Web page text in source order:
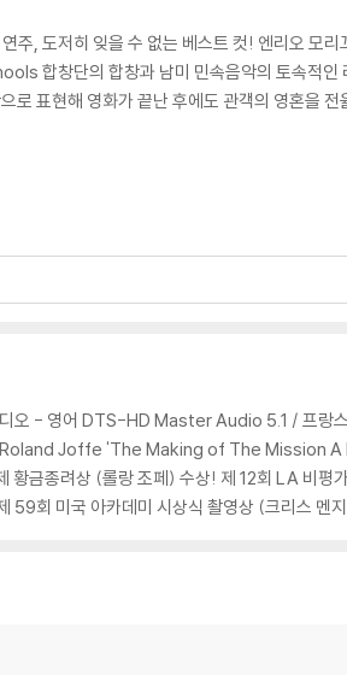
주, 도저히 잊을 수 없는 베스트 컷! 엔리오 모리
합창단의 합창과 남미 민속음악의 토속적인
표현해 영화가 끝난 후에도 관객의 영혼을 전
을 벌이는 두 선교사의 대립되는 모습을 통해서
오 모리꼬네(Ennio Morricone)가 음악을 맡
정의'라는 선택의 기로에 선 주인공들이었다.
흘러 이룩한 선교구가 예수회와 포르투칼의
들에게서 떠나라고 한다.
의 내부에서 발견한다. 가브리엘 신부는 무기를
오 - 영어 DTS-HD Master Audio 5.1 / 프랑
Roland Joffe 'The Making of The Mission
금종려상 (롤랑 조페) 수상! 제 12회 LA 비평
회 미국 아카데미 시상식 촬영상 (크리스 멘